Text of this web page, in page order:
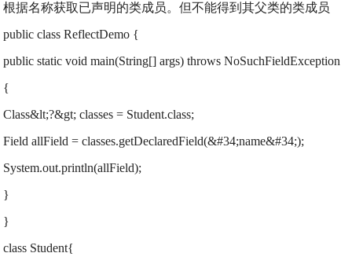
根据名称获取已声明的类成员。但不能得到其父类的类成员
public class ReflectDemo {
public static void main(String[] args) throws NoSuchFieldException
{
Class&lt;?&gt; classes = Student.class;
Field allField = classes.getDeclaredField(&#34;name&#34;);
System.out.println(allField);
}
}
class Student{